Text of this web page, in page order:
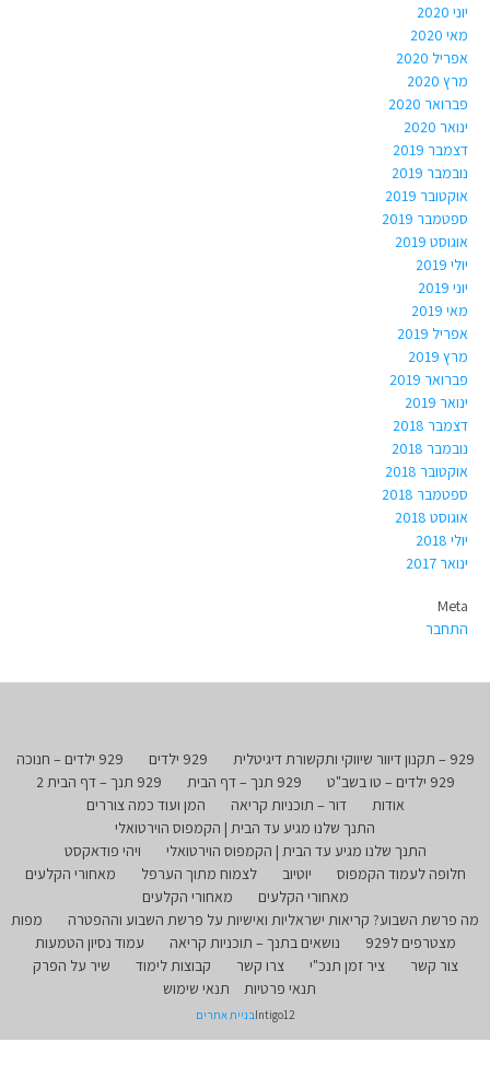
יוני 2020
מאי 2020
אפריל 2020
מרץ 2020
פברואר 2020
ינואר 2020
דצמבר 2019
נובמבר 2019
אוקטובר 2019
ספטמבר 2019
אוגוסט 2019
יולי 2019
יוני 2019
מאי 2019
אפריל 2019
מרץ 2019
פברואר 2019
ינואר 2019
דצמבר 2018
נובמבר 2018
אוקטובר 2018
ספטמבר 2018
אוגוסט 2018
יולי 2018
ינואר 2017
Meta
התחבר
929 – תקנון דיוור שיווקי ותקשורת דיגיטלית 929 ילדים
929 ילדים – חנוכה
929 ילדים – טו בשב"ט
929 תנך – דף הבית
929 תנך – דף הבית 2
אודות
דור – תוכניות קריאה
המן ועוד כמה צוררים
התנך שלנו מגיע עד הבית | הקמפוס הוירטואלי
התנך שלנו מגיע עד הבית | הקמפוס הוירטואלי
ויהי פודאקסט
חלופה לעמוד הקמפוס
יוטיוב לצמוח מתוך הערפל
מאחורי הקלעים
מאחורי הקלעים
מאחורי הקלעים
מה פרשת השבוע? קריאות ישראליות ואישיות על פרשת השבוע וההפטרה
מפות
מצטרפים ל929
נושאים בתנך – תוכניות קריאה
עמוד נסיון הטמעות
צור קשר
ציר זמן תנכ"י צרו קשר קבוצות לימוד
שיר על הפרק
תנאי פרטיות
תנאי שימוש
Intigo12בניית אתרים